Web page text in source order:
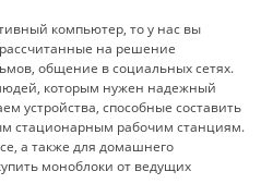
компьютер, то у нас вы
на решение
общение в социальных сетях.
которым нужен надежный
устройства, способные составить
стационарным рабочим станциям.
а также для домашнего
моноблоки от ведущих